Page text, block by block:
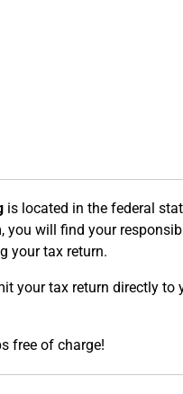
is located in the federal
will find your
your tax return.
your tax return directly to
free of charge!